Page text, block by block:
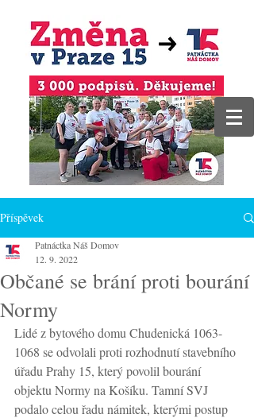
Příspěvek
Občané se brání proti bourání
Normy
Patnáctka Náš Domov
12. 9. 2022
Lidé z bytového domu Chudenická 1063-
1068 se odvolali proti rozhodnutí stavebního
úřadu Prahy 15, který povolil bourání
objektu Normy na Košíku. Tamní SVJ
podalo celou řadu námitek, kterými postup